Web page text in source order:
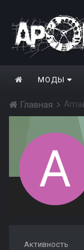
МОДЫ
Главная
Активность